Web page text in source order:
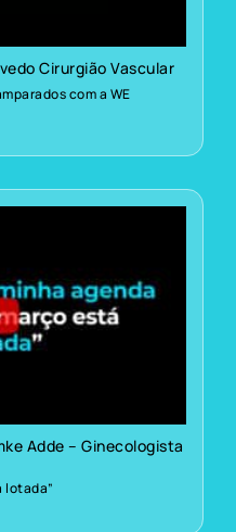
Cirurgião Vascular
com a WE
Adde – Ginecologista
lotada”